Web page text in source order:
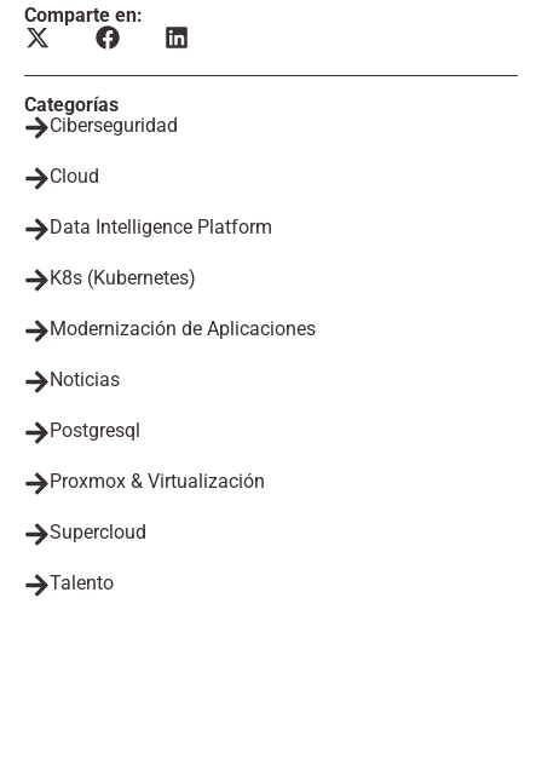
Comparte en:
Categorías
Ciberseguridad
Cloud
Data Intelligence Platform
K8s (Kubernetes)
Modernización de Aplicaciones
Noticias
Postgresql
Proxmox & Virtualización
Supercloud
Talento